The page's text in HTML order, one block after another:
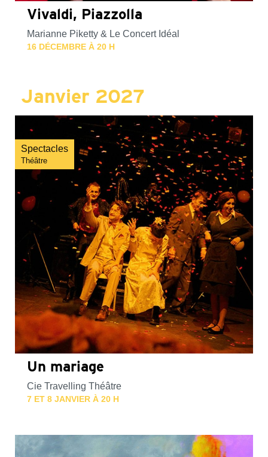
Vivaldi, Piazzolla
Marianne Piketty & Le Concert Idéal
16 DÉCEMBRE À 20 H
Janvier 2027
Spectacles
Théâtre
Un mariage
Cie Travelling Théâtre
7 ET 8 JANVIER À 20 H